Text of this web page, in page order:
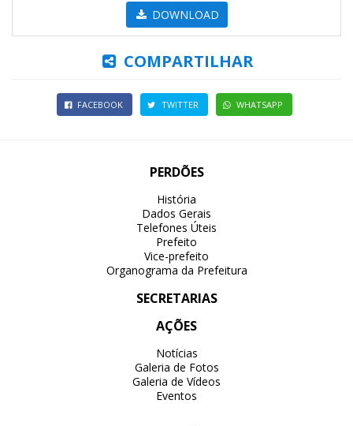
DOWNLOAD
COMPARTILHAR
FACEBOOK TWITTER WHATSAPP
PERDÕES
História
Dados Gerais
Telefones Úteis
Prefeito
Vice-prefeito
Organograma da Prefeitura
SECRETARIAS
AÇÕES
Notícias
Galeria de Fotos
Galeria de Vídeos
Eventos